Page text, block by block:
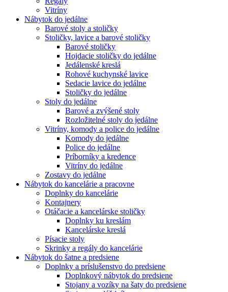
Vitríny
Nábytok do jedálne
Barové stoly a stoličky
Stoličky, lavice a barové stoličky
Barové stoličky
Hojdacie stoličky do jedálne
Jedálenské kreslá
Rohové kuchynské lavice
Sedacie lavice do jedálne
Stoličky do jedálne
Stoly do jedálne
Barové a zvýšené stoly
Rozložitelné stoly do jedálne
Vitríny, komody a police do jedálne
Komody do jedálne
Police do jedálne
Príborníky a kredence
Vitríny do jedálne
Zostavy do jedálne
Nábytok do kancelárie a pracovne
Doplnky do kancelárie
Kontajnery
Otáčacie a kancelárske stoličky
Doplnky ku kreslám
Kancelárske kreslá
Písacie stoly
Skrinky a regály do kancelárie
Nábytok do šatne a predsiene
Doplnky a príslušenstvo do predsiene
Doplnkový nábytok do predsiene
Stojany a vozíky na šaty do predsiene